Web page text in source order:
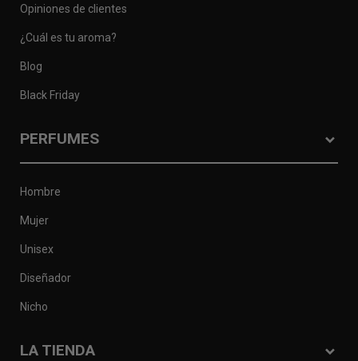
Opiniones de clientes
¿Cuál es tu aroma?
Blog
Black Friday
PERFUMES
Hombre
Mujer
Unisex
Diseñador
Nicho
LA TIENDA